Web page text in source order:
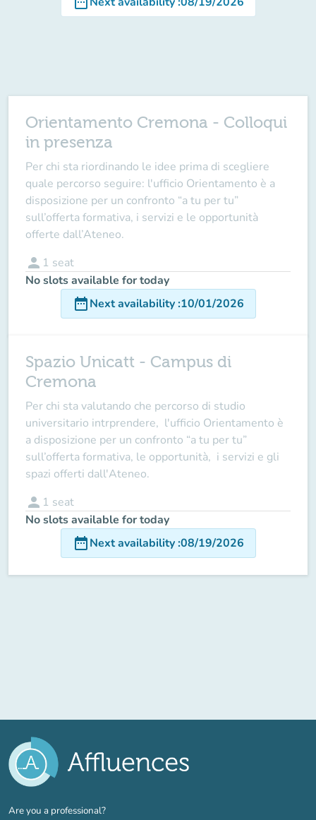
Orientamento Cremona - Colloqui
in presenza
Per chi sta riordinando le idee prima di scegliere
quale percorso seguire: l'ufficio Orientamento è a
disposizione per un confronto “a tu per tu”
sull’offerta formativa, i servizi e le opportunità
offerte dall’Ateneo.
person 1 seat
No slots available for today
date_rangeNext availability:10/01/2026
Spazio Unicatt - Campus di
Cremona
Per chi sta valutando che percorso di studio
universitario intrprendere, l'ufficio Orientamento è
a disposizione per un confronto “a tu per tu”
sull’offerta formativa, le opportunità, i servizi e gli
spazi offerti dall'Ateneo.
person 1 seat
No slots available for today
date_rangeNext availability:08/19/2026
Are you a professional?(new tab)